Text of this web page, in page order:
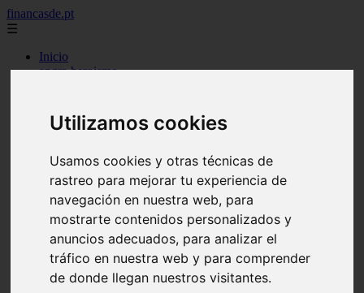
Utilizamos cookies
Usamos cookies y otras técnicas de
rastreo para mejorar tu experiencia de
navegación en nuestra web, para
mostrarte contenidos personalizados y
anuncios adecuados, para analizar el
tráfico en nuestra web y para comprender
de donde llegan nuestros visitantes.
financasde.pt
☰
Inicio
angra heroismo
braga
braganca
coimbra
faro
guarda
horta
lisboa
madeira
ponta delgada